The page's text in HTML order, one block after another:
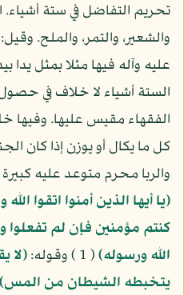
تحريم التفاضل في ستة
والشعير، والتمر، والملح.
عليه وآله فيها مثلا بمثل يدا
الستة أشياء لا خلاف في حصول
الفقهاء مقيس عليها. وفيها
كل ما يكال أو يوزن إذا كان
والربا محرم متوعد عليه كبيرة
(يا أيها الذين أمنوا اتقوا
كنتم مؤمنين فإن لم
الله ورسوله)( 1 ) وقوله:
(لا
يتخبطه الشيطان من المس)